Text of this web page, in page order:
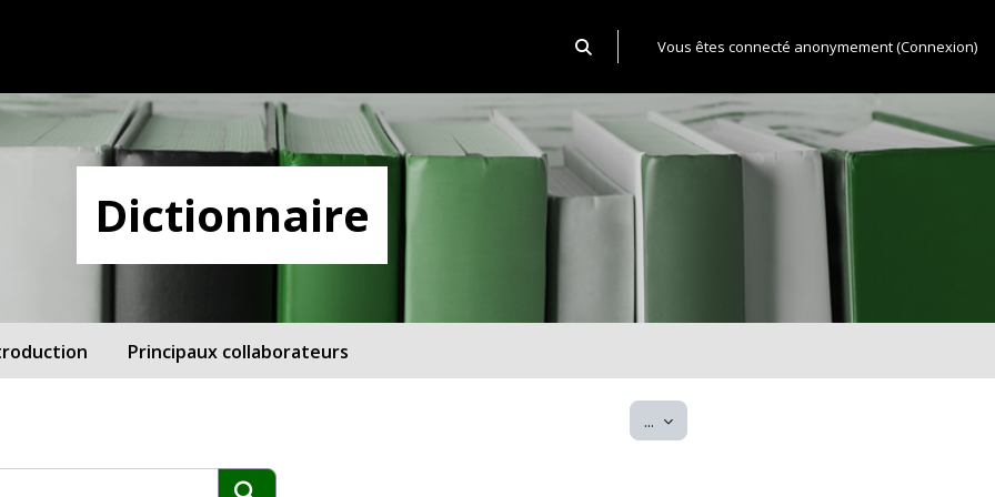
Activer/désactiver la saisie de recherche
Vous êtes connecté anonymement (Connexion)
Dictionnaire
Principaux collaborateurs
... Exporter des articles